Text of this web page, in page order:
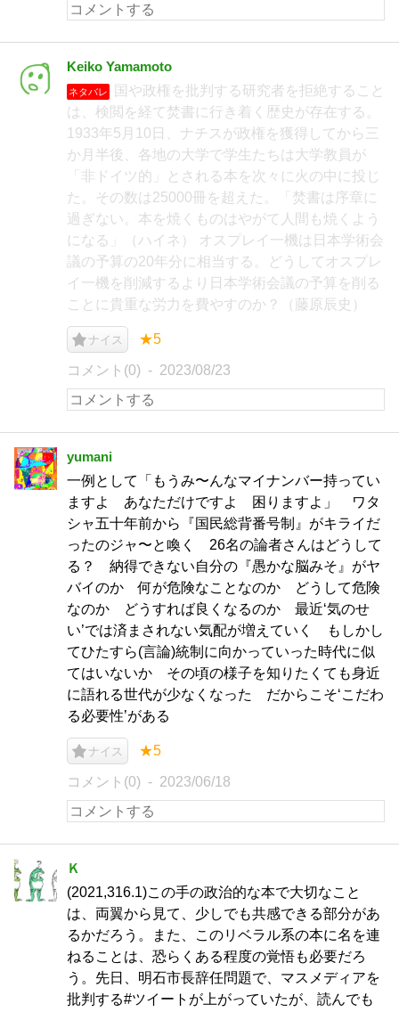
Keiko Yamamoto
ネタバレ
国や政権を批判する研究者を拒絶すること
は、検閲を経て焚書に行き着く歴史が存在する。
1933年5月10日、ナチスが政権を獲得してから三
か月半後、各地の大学で学生たちは大学教員が
「非ドイツ的」とされる本を次々に火の中に投じ
た。その数は25000冊を超えた。「焚書は序章に
過ぎない。本を焼くものはやがて人間も焼くよう
になる」（ハイネ） オスプレイ一機は日本学術会
議の予算の20年分に相当する。どうしてオスプレ
イ一機を削減するより日本学術会議の予算を削る
ことに貴重な労力を費やすのか？（藤原辰史）
ナイス ★5
コメント(0) 2023/08/23
yumani
一例として「もうみ〜んなマイナンバー持ってい
ますよ あなただけですよ 困りますよ」 ワタ
シャ五十年前から『国民総背番号制』がキライだ
ったのジャ〜と喚く 26名の論者さんはどうして
る？ 納得できない自分の『愚かな脳みそ』がヤ
バイのか 何が危険なことなのか どうして危険
なのか どうすれば良くなるのか 最近‘気のせ
い’では済まされない気配が増えていく もしかし
てひたすら(言論)統制に向かっていった時代に似
てはいないか その頃の様子を知りたくても身近
に語れる世代が少なくなった だからこそ‘こだわ
る必要性’がある
ナイス ★5
コメント(0) 2023/06/18
Ｋ
(2021,316.1)この手の政治的な本で大切なこと
は、両翼から見て、少しでも共感できる部分があ
るかだろう。また、このリベラル系の本に名を連
ねることは、恐らくある程度の覚悟も必要だろ
う。先日、明石市長辞任問題で、マスメディアを
批判する#ツイートが上がっていたが、読んでも